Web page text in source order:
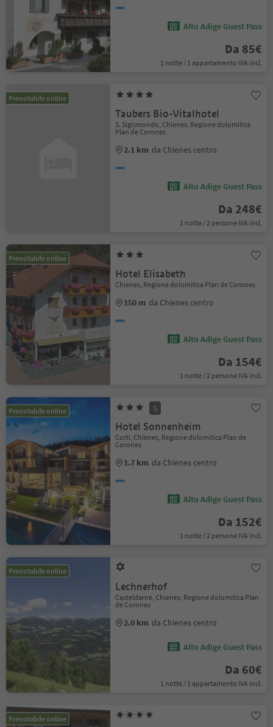
Alto Adige Guest Pass
Da 85€
1 notte / 1 appartamento IVA incl.
Prenotabile online
Taubers Bio-Vitalhotel
S. Sigismondo, Chienes, Regione dolomitica
Plan de Corones
2.1 km da Chienes centro
Alto Adige Guest Pass
Da 248€
1 notte / 2 persone IVA incl.
Prenotabile online
Hotel Elisabeth
Chienes, Regione dolomitica Plan de Corones
150 m da Chienes centro
Alto Adige Guest Pass
Da 154€
1 notte / 2 persone IVA incl.
Prenotabile online S
Hotel Sonnenheim
Corti, Chienes, Regione dolomitica Plan de
Corones
1.7 km da Chienes centro
Alto Adige Guest Pass
Da 152€
1 notte / 2 persone IVA incl.
Prenotabile online
Lechnerhof
Casteldarne, Chienes, Regione dolomitica Plan
de Corones
2.0 km da Chienes centro
Alto Adige Guest Pass
Da 60€
1 notte / 1 appartamento IVA incl.
Prenotabile online